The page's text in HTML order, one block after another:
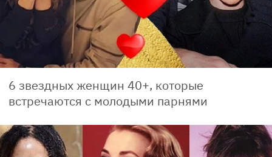
6 звездных женщин 40+, которые
встречаются с молодыми парнями